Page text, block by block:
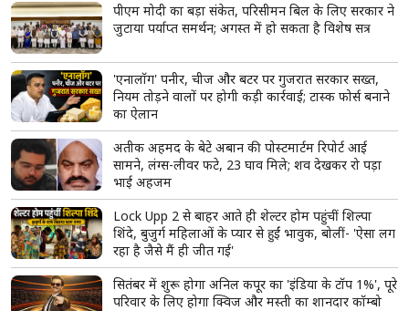
पीएम मोदी का बड़ा संकेत, परिसीमन बिल के लिए सरकार ने
जुटाया पर्याप्त समर्थन; अगस्त में हो सकता है विशेष सत्र
'एनालॉग' पनीर, चीज और बटर पर गुजरात सरकार सख्त,
नियम तोड़ने वालों पर होगी कड़ी कार्रवाई; टास्क फोर्स बनाने
का ऐलान
अतीक अहमद के बेटे अबान की पोस्टमार्टम रिपोर्ट आई
सामने, लंग्स-लीवर फटे, 23 घाव मिले; शव देखकर रो पड़ा
भाई अहजम
Lock Upp 2 से बाहर आते ही शेल्टर होम पहुंचीं शिल्पा
शिंदे, बुजुर्ग महिलाओं के प्यार से हुईं भावुक, बोलीं- 'ऐसा लग
रहा है जैसे मैं ही जीत गई'
सितंबर में शुरू होगा अनिल कपूर का 'इंडिया के टॉप 1%', पूरे
परिवार के लिए होगा क्विज और मस्ती का शानदार कॉम्बो